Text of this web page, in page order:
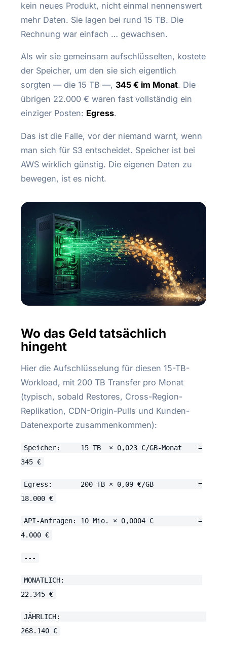
kein neues Produkt, nicht einmal nennenswert
mehr Daten. Sie lagen bei rund 15 TB. Die
Rechnung war einfach … gewachsen.
Als wir sie gemeinsam aufschlüsselten, kostete
der Speicher, um den sie sich eigentlich
sorgten — die 15 TB —, 345 € im Monat. Die
übrigen 22.000 € waren fast vollständig ein
einziger Posten: Egress.
Das ist die Falle, vor der niemand warnt, wenn
man sich für S3 entscheidet. Speicher ist bei
AWS wirklich günstig. Die eigenen Daten zu
bewegen, ist es nicht.
Wo das Geld tatsächlich
hingeht
Hier die Aufschlüsselung für diesen 15-TB-
Workload, mit 200 TB Transfer pro Monat
(typisch, sobald Restores, Cross-Region-
Replikation, CDN-Origin-Pulls und Kunden-
Datenexporte zusammenkommen):
Speicher: 15 TB × 0,023 €/GB-Monat =
345 €
Egress: 200 TB × 0,09 €/GB =
18.000 €
API-Anfragen: 10 Mio. × 0,0004 € =
4.000 €
---
MONATLICH:
22.345 €
JÄHRLICH:
268.140 €